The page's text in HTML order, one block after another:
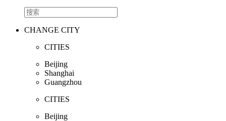
CHANGE CITY
CITIES
Beijing
Shanghai
Guangzhou
CITIES
Beijing